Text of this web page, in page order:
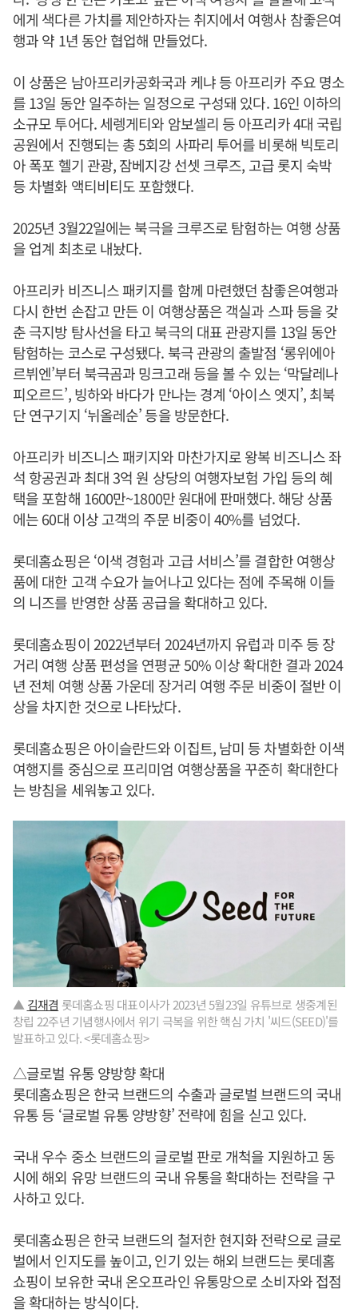
에게 색다른 가치를 제안하자는 취지에서 여행사 참좋은여
행과 약 1년 동안 협업해 만들었다.
이 상품은 남아프리카공화국과 케냐 등 아프리카 주요 명소
를 13일 동안 일주하는 일정으로 구성돼 있다. 16인 이하의
소규모 투어다. 세렝게티와 암보셀리 등 아프리카 4대 국립
공원에서 진행되는 총 5회의 사파리 투어를 비롯해 빅토리
아 폭포 헬기 관광, 잠베지강 선셋 크루즈, 고급 롯지 숙박
등 차별화 액티비티도 포함했다.
2025년 3월22일에는 북극을 크루즈로 탐험하는 여행 상품
을 업계 최초로 내놨다.
아프리카 비즈니스 패키지를 함께 마련했던 참좋은여행과
다시 한번 손잡고 만든 이 여행상품은 객실과 스파 등을 갖
춘 극지방 탐사선을 타고 북극의 대표 관광지를 13일 동안
탐험하는 코스로 구성됐다. 북극 관광의 출발점 ‘롱위에아
르뷔엔’부터 북극곰과 밍크고래 등을 볼 수 있는 ‘막달레나
피오르드’, 빙하와 바다가 만나는 경계 ‘아이스 엣지’, 최북
단 연구기지 ‘뉘올레순’ 등을 방문한다.
아프리카 비즈니스 패키지와 마찬가지로 왕복 비즈니스 좌
석 항공권과 최대 3억 원 상당의 여행자보험 가입 등의 혜
택을 포함해 1600만~1800만 원대에 판매했다. 해당 상품
에는 60대 이상 고객의 주문 비중이 40%를 넘었다.
롯데홈쇼핑은 ‘이색 경험과 고급 서비스’를 결합한 여행상
품에 대한 고객 수요가 늘어나고 있다는 점에 주목해 이들
의 니즈를 반영한 상품 공급을 확대하고 있다.
롯데홈쇼핑이 2022년부터 2024년까지 유럽과 미주 등 장
거리 여행 상품 편성을 연평균 50% 이상 확대한 결과 2024
년 전체 여행 상품 가운데 장거리 여행 주문 비중이 절반 이
상을 차지한 것으로 나타났다.
롯데홈쇼핑은 아이슬란드와 이집트, 남미 등 차별화한 이색
여행지를 중심으로 프리미엄 여행상품을 꾸준히 확대한다
는 방침을 세워놓고 있다.
▲ 김재겸 롯데홈쇼핑 대표이사가 2023년 5월23일 유튜브로 생중계된
창립 22주년 기념행사에서 위기 극복을 위한 핵심 가치 '씨드(SEED)'를
발표하고 있다. <롯데홈쇼핑>
△글로벌 유통 양방향 확대
롯데홈쇼핑은 한국 브랜드의 수출과 글로벌 브랜드의 국내
유통 등 ‘글로벌 유통 양방향’ 전략에 힘을 싣고 있다.
국내 우수 중소 브랜드의 글로벌 판로 개척을 지원하고 동
시에 해외 유망 브랜드의 국내 유통을 확대하는 전략을 구
사하고 있다.
롯데홈쇼핑은 한국 브랜드의 철저한 현지화 전략으로 글로
벌에서 인지도를 높이고, 인기 있는 해외 브랜드는 롯데홈
쇼핑이 보유한 국내 온오프라인 유통망으로 소비자와 접점
을 확대하는 방식이다.